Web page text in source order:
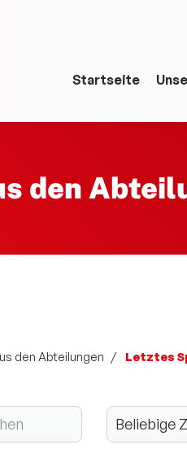
Startseite
den
den Abteilungen Letztes